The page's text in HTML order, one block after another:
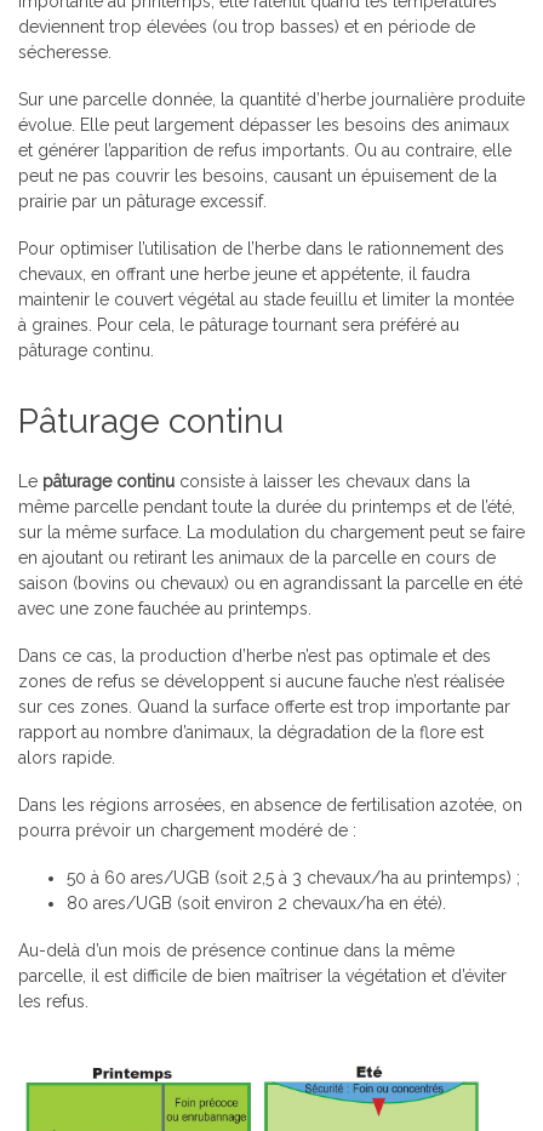
deviennent trop élevées (ou trop basses) et en période de
sécheresse.
Sur une parcelle donnée, la quantité d’herbe journalière produite
évolue. Elle peut largement dépasser les besoins des animaux
et générer l’apparition de refus importants. Ou au contraire, elle
peut ne pas couvrir les besoins, causant un épuisement de la
prairie par un pâturage excessif.
Pour optimiser l’utilisation de l’herbe dans le rationnement des
chevaux, en offrant une herbe jeune et appétente, il faudra
maintenir le couvert végétal au stade feuillu et limiter la montée
à graines. Pour cela, le pâturage tournant sera préféré au
pâturage continu.
Pâturage continu
Le pâturage continu consiste à laisser les chevaux dans la
même parcelle pendant toute la durée du printemps et de l’été,
sur la même surface. La modulation du chargement peut se faire
en ajoutant ou retirant les animaux de la parcelle en cours de
saison (bovins ou chevaux) ou en agrandissant la parcelle en été
avec une zone fauchée au printemps.
Dans ce cas, la production d’herbe n’est pas optimale et des
zones de refus se développent si aucune fauche n’est réalisée
sur ces zones. Quand la surface offerte est trop importante par
rapport au nombre d’animaux, la dégradation de la flore est
alors rapide.
Dans les régions arrosées, en absence de fertilisation azotée, on
pourra prévoir un chargement modéré de :
50 à 60 ares/UGB (soit 2,5 à 3 chevaux/ha au printemps) ;
80 ares/UGB (soit environ 2 chevaux/ha en été).
Au-delà d’un mois de présence continue dans la même
parcelle, il est difficile de bien maîtriser la végétation et d’éviter
les refus.